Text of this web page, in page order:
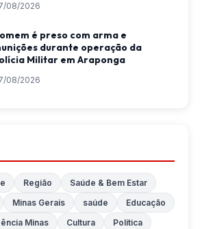
08/2026
é preso com arma e
durante operação da
Militar em Araponga
08/2026
Região
Saúde & Bem Estar
Minas Gerais saúde
Educação
Minas Cultura
Política